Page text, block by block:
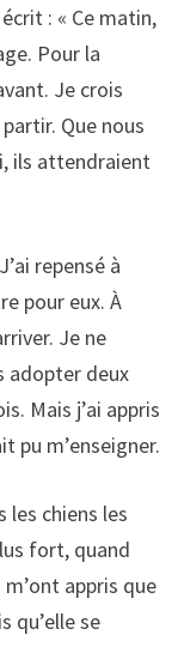
: « Ce matin,
Pour la
Je crois
Que nous
ils attendraient
repensé à
pour eux. À
Je ne
adopter deux
Mais j’ai appris
pu m’enseigner.
les chiens les
fort, quand
appris que
qu’elle se